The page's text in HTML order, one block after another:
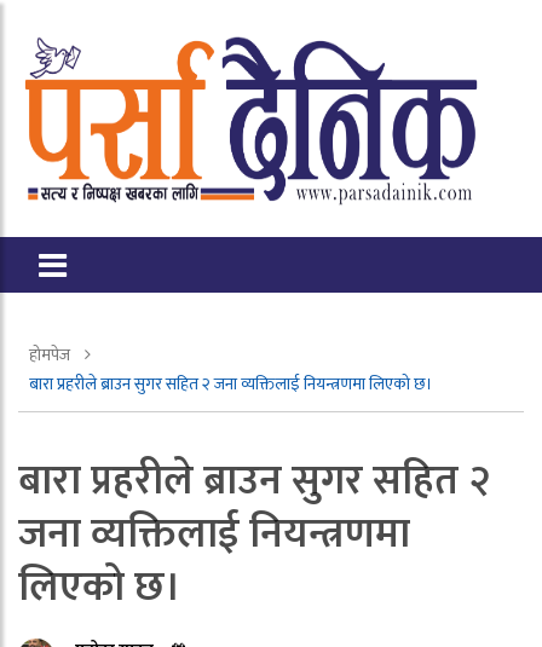
होमपेज
बारा प्रहरीले ब्राउन सुगर सहित २ जना व्यक्तिलाई नियन्त्रणमा लिएको छ।
बारा प्रहरीले ब्राउन सुगर सहित २
जना व्यक्तिलाई नियन्त्रणमा
लिएको छ।